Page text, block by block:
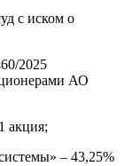
с иском о
2025
АО
акция;
– 43,25%